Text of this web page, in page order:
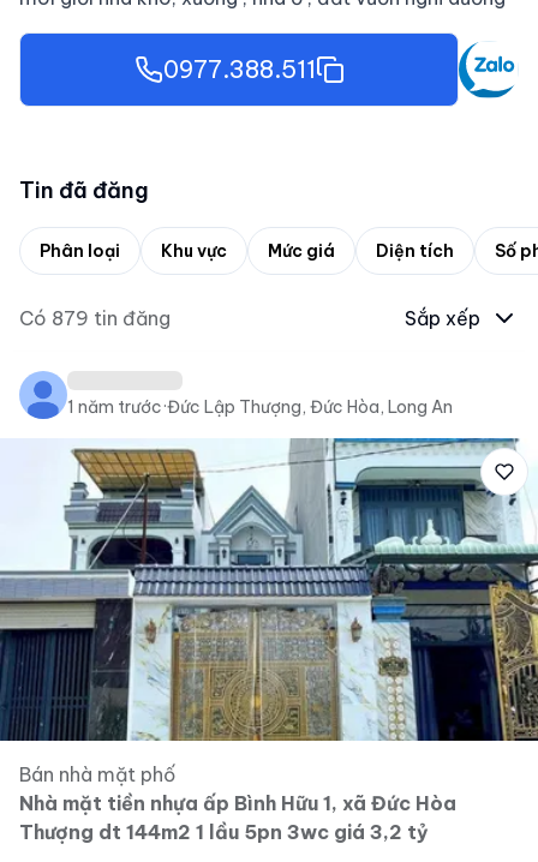
0977.388.511
Tin đã đăng
Phân loại Khu vực Mức giá Diện tích Số
Có 879 tin đăng Sắp xếp
1 năm trước·Đức Lập Thượng, Đức Hòa, Long An
Bán nhà mặt phố
Nhà mặt tiền nhựa ấp Bình Hữu 1, xã Đức Hòa
Thượng dt 144m2 1 lầu 5pn 3wc giá 3,2 tỷ